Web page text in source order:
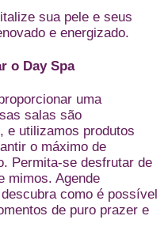
sua pele e seus
e energizado.
o Day Spa
uma
salas são
e utilizamos produtos
o máximo de
Permita-se desfrutar de
mimos. Agende
como é possível
de puro prazer e